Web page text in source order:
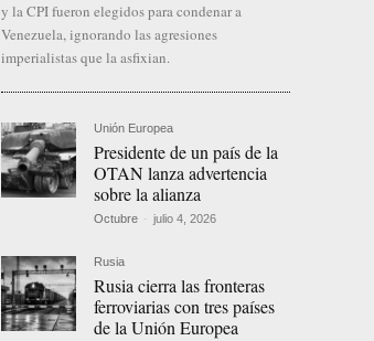
y la CPI fueron elegidos para condenar a
Venezuela, ignorando las agresiones
imperialistas que la asfixian.
Unión Europea
Presidente de un país de la
OTAN lanza advertencia
sobre la alianza
Octubre - julio 4, 2026
Rusia
Rusia cierra las fronteras
ferroviarias con tres países
de la Unión Europea